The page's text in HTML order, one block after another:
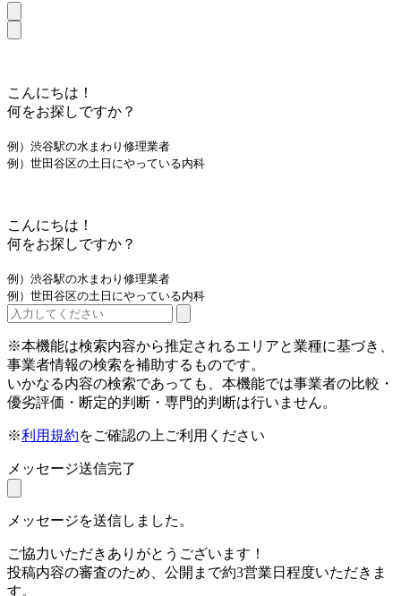
こんにちは！
何をお探しですか？
例）渋谷駅の水まわり修理業者
例）世田谷区の土日にやっている内科
こんにちは！
何をお探しですか？
例）渋谷駅の水まわり修理業者
例）世田谷区の土日にやっている内科
※本機能は検索内容から推定されるエリアと業種に基づき、
事業者情報の検索を補助するものです。
いかなる内容の検索であっても、本機能では事業者の比較・
優劣評価・断定的判断・専門的判断は行いません。
※利用規約をご確認の上ご利用ください
メッセージ送信完了
メッセージを送信しました。
ご協力いただきありがとうございます！
投稿内容の審査のため、公開まで約3営業日程度いただきま
す。